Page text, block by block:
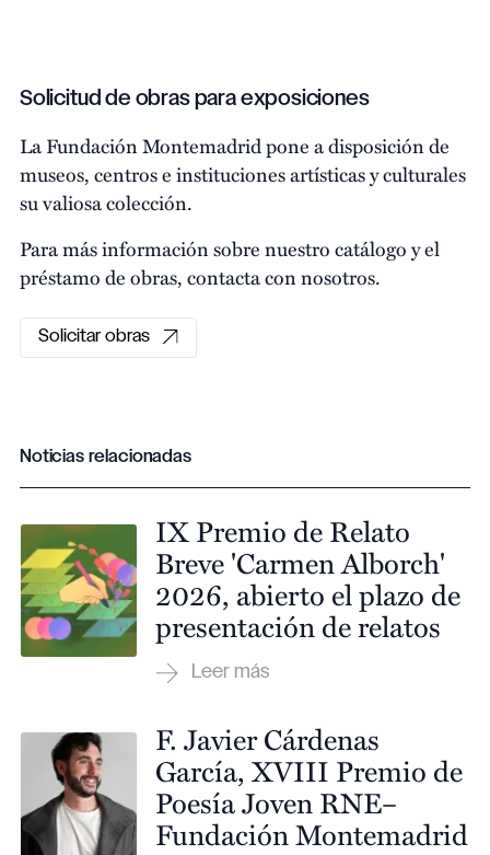
Solicitud de obras para exposiciones
La Fundación Montemadrid pone a disposición de
museos, centros e instituciones artísticas y culturales
su valiosa colección.
Para más información sobre nuestro catálogo y el
préstamo de obras, contacta con nosotros.
Solicitar obras
Noticias relacionadas
IX Premio de Relato
Breve 'Carmen Alborch'
2026, abierto el plazo de
presentación de relatos
F. Javier Cárdenas
García, XVIII Premio de
Poesía Joven RNE–
Fundación Montemadrid